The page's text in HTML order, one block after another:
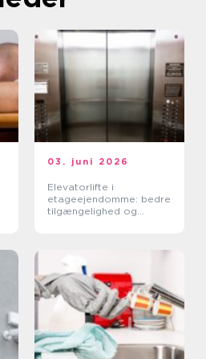
03. juni 2026
Elevatorlifte i
etageejendomme: bedre
tilgængelighed og